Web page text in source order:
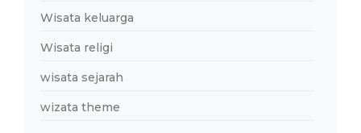
Wisata keluarga
Wisata religi
wisata sejarah
wizata theme